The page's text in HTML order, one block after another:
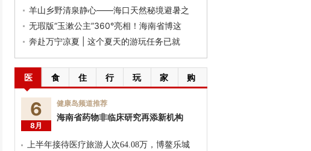
羊山乡野清泉静心——海口天然秘境避暑之
无瑕版“玉漱公主”360°亮相！海南省博这
奔赴万宁凉夏 | 这个夏天的游玩任务已就
医 食 住 行 玩 家 购
6
8月
健康岛频道推荐
海南省药物非临床研究再添新机构
上半年接待医疗旅游人次64.08万，博鳌乐城